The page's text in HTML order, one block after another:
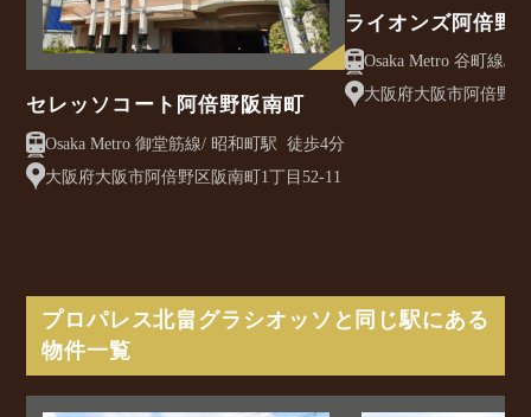
セレッソコート阿倍野阪南町
Osaka Metro 御堂筋線/ 昭和町駅 徒歩4分
大阪府大阪市阿倍野区阪南町1丁目52-11
ライオンズ阿倍野
大阪府大阪市阿倍野
プロパレス北畠グラシオッソと同じ駅にある
物件一覧